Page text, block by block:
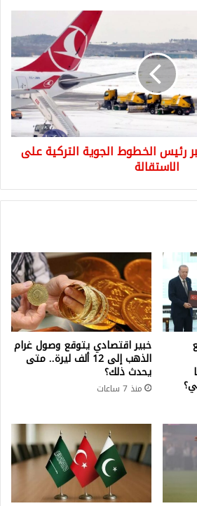
رئيس الخطوط الجوية التركية على
الاستقالة
خبير اقتصادي يتوقع وصول غرام
الذهب إلى 12 ألف ليرة.. متى
يحدث ذلك؟
منذ 7 ساعات